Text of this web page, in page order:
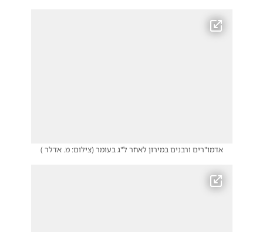
אדמו"רים ורבנים במירון לאחר ל"ג בעומר(צילום: מ. אדלר )